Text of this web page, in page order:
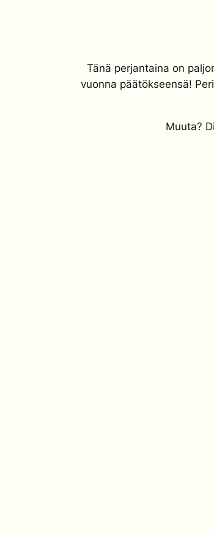
Tänä perjantaina on
vuonna päätökseensä!
Muuta?